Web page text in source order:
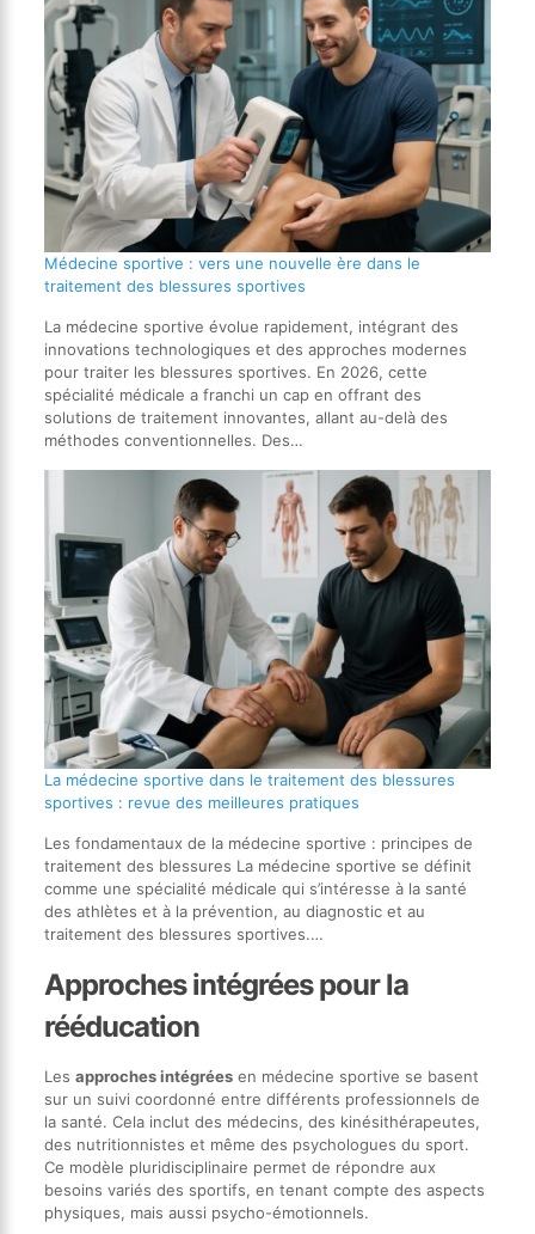
Médecine sportive : vers une nouvelle ère dans le
traitement des blessures sportives
La médecine sportive évolue rapidement, intégrant des
innovations technologiques et des approches modernes
pour traiter les blessures sportives. En 2026, cette
spécialité médicale a franchi un cap en offrant des
solutions de traitement innovantes, allant au-delà des
méthodes conventionnelles. Des…
La médecine sportive dans le traitement des blessures
sportives : revue des meilleures pratiques
Les fondamentaux de la médecine sportive : principes de
traitement des blessures La médecine sportive se définit
comme une spécialité médicale qui s’intéresse à la santé
des athlètes et à la prévention, au diagnostic et au
traitement des blessures sportives.…
Approches intégrées pour la
rééducation
Les approches intégréesen médecine sportive se basent
sur un suivi coordonné entre différents professionnels de
la santé. Cela inclut des médecins, des kinésithérapeutes,
des nutritionnistes et même des psychologues du sport.
Ce modèle pluridisciplinaire permet de répondre aux
besoins variés des sportifs, en tenant compte des aspects
physiques, mais aussi psycho-émotionnels.